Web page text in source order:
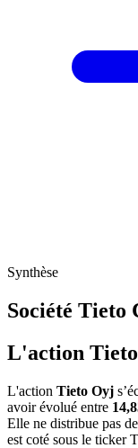
Synthèse
Société Tieto
L'action
L'action Tieto Oyj
avoir évolué entre
Elle ne distribue pas
est coté sous le ticker